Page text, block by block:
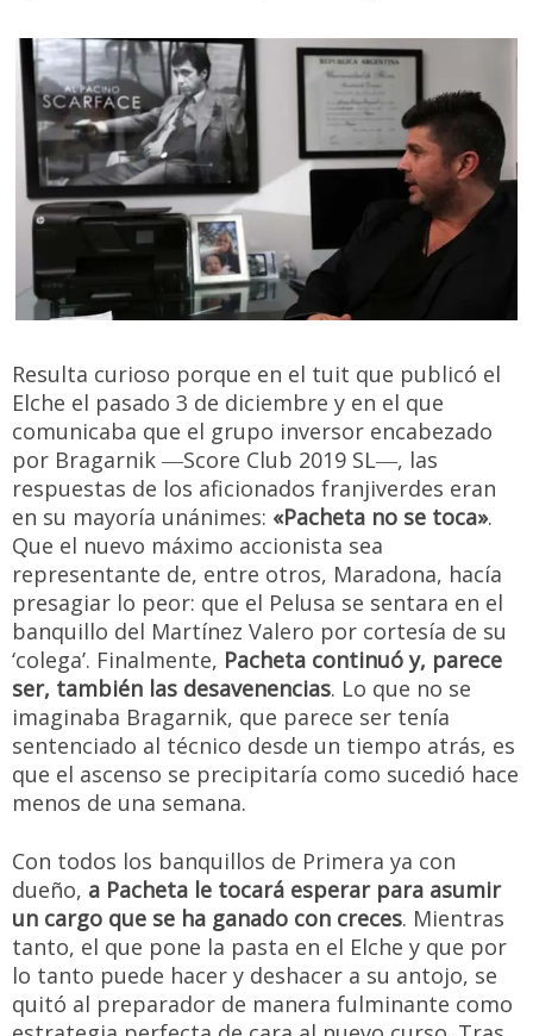
Resulta curioso porque en el tuit que publicó el
Elche el pasado 3 de diciembre y en el que
comunicaba que el grupo inversor encabezado
por Bragarnik ―Score Club 2019 SL―, las
respuestas de los aficionados franjiverdes eran
en su mayoría unánimes: «Pacheta no se toca».
Que el nuevo máximo accionista sea
representante de, entre otros, Maradona, hacía
presagiar lo peor: que el Pelusa se sentara en el
banquillo del Martínez Valero por cortesía de su
‘colega’. Finalmente, Pacheta continuó y, parece
ser, también las desavenencias. Lo que no se
imaginaba Bragarnik, que parece ser tenía
sentenciado al técnico desde un tiempo atrás, es
que el ascenso se precipitaría como sucedió hace
menos de una semana.
Con todos los banquillos de Primera ya con
dueño, a Pacheta le tocará esperar para asumir
un cargo que se ha ganado con creces. Mientras
tanto, el que pone la pasta en el Elche y que por
lo tanto puede hacer y deshacer a su antojo, se
quitó al preparador de manera fulminante como